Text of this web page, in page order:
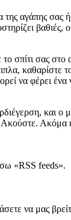
αγάπης σας
σπίτι σας
να φέρει ένα
και ο
Ακούστε.
«RSS feeds».
να μας